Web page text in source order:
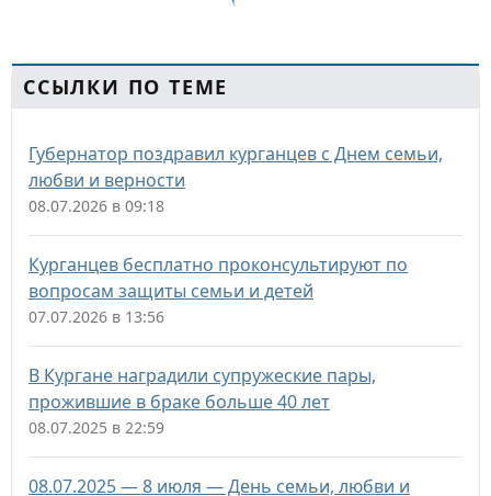
ССЫЛКИ ПО ТЕМЕ
Губернатор поздравил курганцев с Днем семьи,
любви и верности
08.07.2026 в 09:18
Курганцев бесплатно проконсультируют по
вопросам защиты семьи и детей
07.07.2026 в 13:56
В Кургане наградили супружеские пары,
прожившие в браке больше 40 лет
08.07.2025 в 22:59
08.07.2025 — 8 июля — День семьи, любви и